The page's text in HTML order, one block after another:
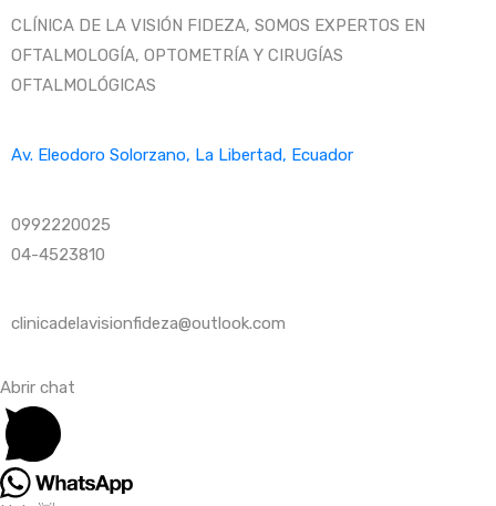
CLÍNICA DE LA VISIÓN FIDEZA, SOMOS EXPERTOS EN
OFTALMOLOGÍA, OPTOMETRÍA Y CIRUGÍAS
OFTALMOLÓGICAS
Av. Eleodoro Solorzano, La Libertad, Ecuador
0992220025
04-4523810
clinicadelavisionfideza@outlook.com
Abrir chat